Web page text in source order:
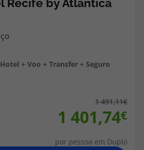
Hotel + Voo + Transfer + Seguro
1 491,11
1 401,74
por pessoa em Duplo